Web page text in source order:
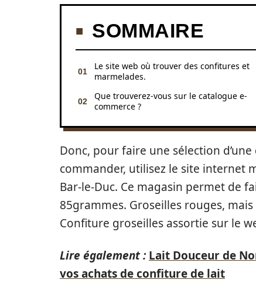
SOMMAIRE
Le site web où trouver des confitures et
marmelades.
Que trouverez-vous sur le catalogue e-
commerce ?
Donc, pour faire une sélection
commander, utilisez le site internet
Bar-le-Duc. Ce magasin permet de
85grammes. Groseilles rouges,
Confiture groseilles assortie sur le
Lire également : Lait Douceur de
vos achats de confiture de lait